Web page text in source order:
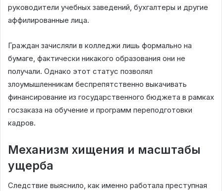
руководители учебных заведений, бухгалтеры и другие
аффилированные лица.
Граждан зачисляли в колледжи лишь формально на
бумаге, фактически никакого образования они не
получали. Однако этот статус позволял
злоумышленникам беспрепятственно выкачивать
финансирование из государственного бюджета в рамках
госзаказа на обучение и программ переподготовки
кадров.
Механизм хищения и масштабы
ущерба
Следствие выяснило, как именно работала преступная